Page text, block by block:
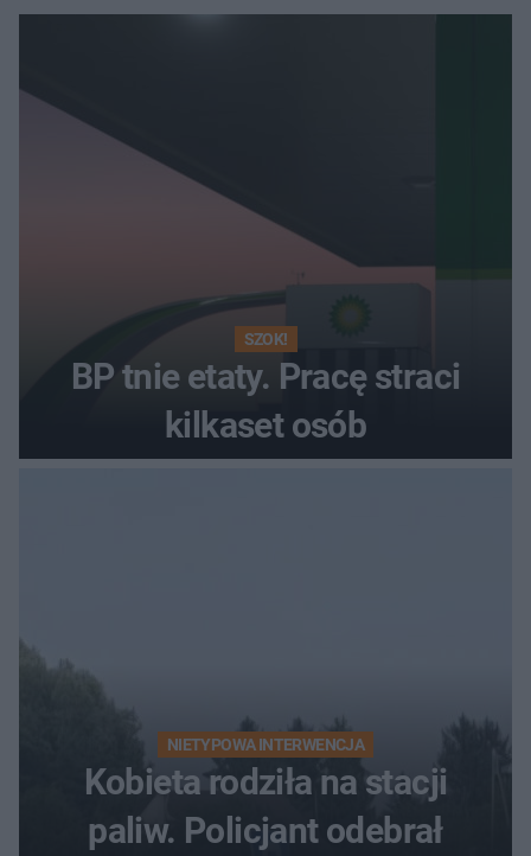
SZOK!
BP tnie etaty. Pracę straci
kilkaset osób
NIETYPOWA INTERWENCJA
Kobieta rodziła na stacji
paliw. Policjant odebrał